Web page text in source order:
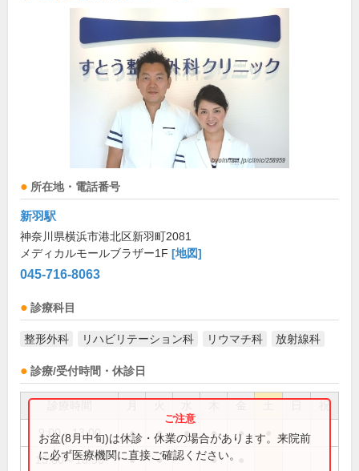
所在地・電話番号
新羽駅
神奈川県横浜市港北区新羽町2081
メディカルモールブラザー1F [地図]
045-716-8063
診療科目
整形外科 リハビリテーション科 リウマチ科 放射線科
診療/受付時間・休診日
祝
9:00～13:00 ● ● ● ● ●
15:00～18:30 ● ● ●
お盆(8月中旬)は休診・休業の場合があります。来院前
に必ず医療機関に直接ご確認ください。